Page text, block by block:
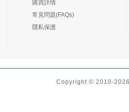
購買詳情
常見問題(FAQs)
隱私保護
Copyright © 2010-